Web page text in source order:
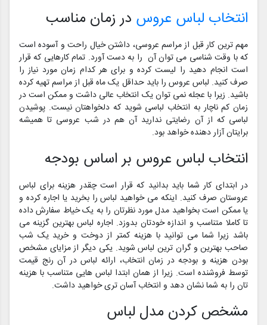
انتخاب لباس عروس در زمان مناسب
مهم ترین کار قبل از مراسم عروسی، داشتن خیال راحت و آسوده است
که با وقت شناسی می توان آن را به دست آورد. تمام کارهایی که قرار
است انجام دهید را لیست کرده و برای هر کدام زمان مورد نیاز را
صرف کنید. لباس عروس را باید حداقل یک ماه قبل از مراسم تهیه کرده
باشید. زیرا با عجله نمی توان یک انتخاب عالی داشت و ممکن است در
زمان کم ناچار به انتخاب لباسی شوید که دلخواهتان نیست. پوشیدن
لباسی که از آن رضایتی ندارید آن هم در شب عروسی تا همیشه
برایتان آزار دهنده خواهد بود.
انتخاب لباس عروس بر اساس بودجه
در ابتدای کار شما باید بدانید که قرار است چقدر هزینه برای لباس
عروستان صرف کنید. اینکه می خواهید لباس را بخرید یا اجاره کرده و
یا ممکن است بخواهید مدل مورد نظرتان را به یک خیاط سفارش داده
تا کاملا متناسب و اندازه خودتان بدوزد. اجاره لباس بهترین گزینه می
باشد زیرا شما می توانید با هزینه کمتر از دوخت و خرید یک شب
صاحب بهترین و گران ترین لباس شوید. یکی دیگر از مزایای مشخص
بودن هزینه و بودجه در زمان انتخاب، ارائه لباس در آن رنج قیمت
توسط فروشنده است. زیرا از همان ابتدا لباس هایی متناسب با هزینه
تان را به شما نشان دهد و انتخاب آسان تری خواهید داشت.
مشخص کردن مدل لباس